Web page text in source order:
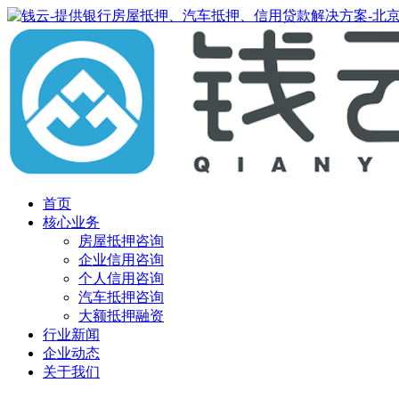
首页
核心业务
房屋抵押咨询
企业信用咨询
个人信用咨询
汽车抵押咨询
大额抵押融资
行业新闻
企业动态
关于我们